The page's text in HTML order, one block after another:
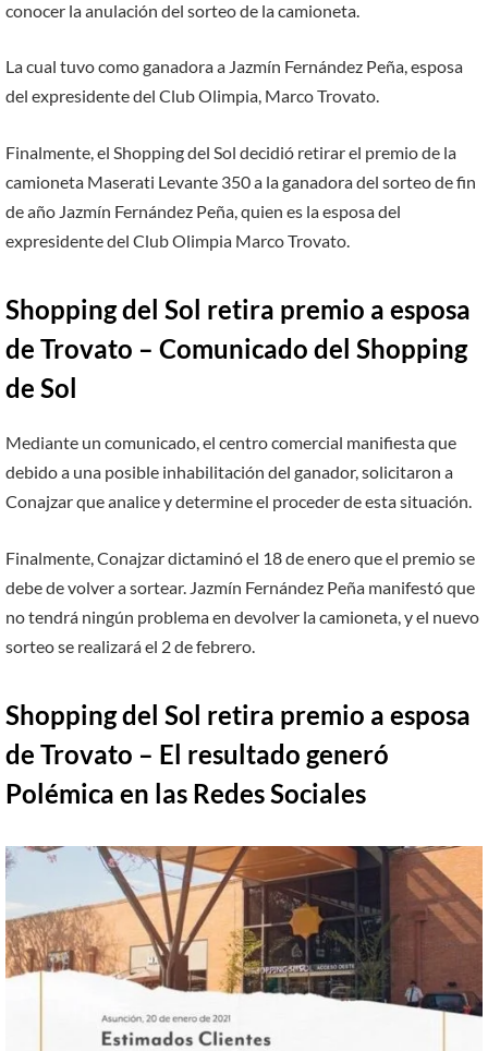
conocer la anulación del sorteo de la camioneta.
La cual tuvo como ganadora a Jazmín Fernández Peña, esposa
del expresidente del Club Olimpia, Marco Trovato.
Finalmente, el Shopping del Sol decidió retirar el premio de la
camioneta Maserati Levante 350 a la ganadora del sorteo de fin
de año Jazmín Fernández Peña, quien es la esposa del
expresidente del Club Olimpia Marco Trovato.
Shopping del Sol retira premio a esposa
de Trovato – Comunicado del Shopping
de Sol
Mediante un comunicado, el centro comercial manifiesta que
debido a una posible inhabilitación del ganador, solicitaron a
Conajzar que analice y determine el proceder de esta situación.
Finalmente, Conajzar dictaminó el 18 de enero que el premio se
debe de volver a sortear. Jazmín Fernández Peña manifestó que
no tendrá ningún problema en devolver la camioneta, y el nuevo
sorteo se realizará el 2 de febrero.
Shopping del Sol retira premio a esposa
de Trovato – El resultado generó
Polémica en las Redes Sociales